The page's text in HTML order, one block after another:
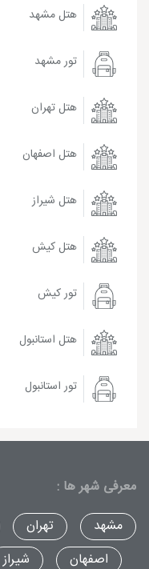
هتل مشهد
تور مشهد
هتل تهران
هتل اصفهان
هتل شیراز
هتل کیش
تور کیش
هتل استانبول
تور استانبول
معرفی شهر ها :
مشهد
تهران
اصفهان
شیراز